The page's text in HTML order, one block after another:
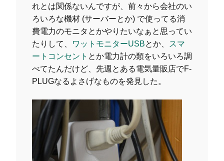
れとは関係ないんですが、前々から会社のい
ろいろな機材 (サーバーとか) で使ってる消
費電力のモニタとかやりたいなぁと思ってい
たりして、
ワットモニターUSBとか、
スマ
ートコンセント とか電力計の類をいろいろ調
べてたんだけど、先週とある電気量販店でF-
PLUGなるよさげなものを発見した。